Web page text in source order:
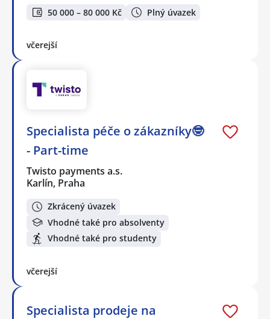
50 000 – 80 000 Kč Plný úvazek
včerejší
Specialista péče o zákazníky🤓
- Part-time
Twisto payments a.s.
Karlín, Praha
Zkrácený úvazek
Vhodné také pro absolventy
Vhodné také pro studenty
včerejší
Specialista prodeje na